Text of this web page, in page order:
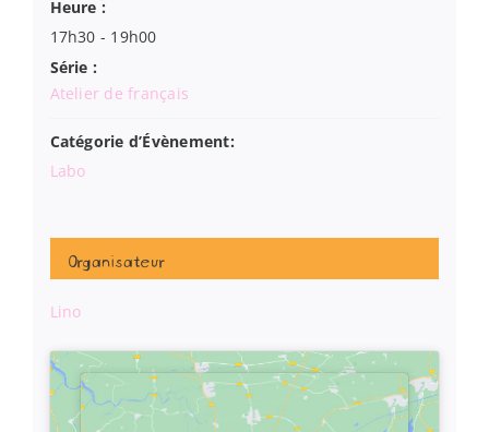
Heure :
17h30 - 19h00
Série :
Atelier de français
Catégorie d’Évènement:
Labo
Organisateur
Lino